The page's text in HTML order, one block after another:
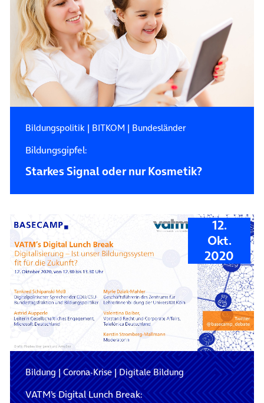
Bildungspolitik| BITKOM | Bundesländer
Bildungsgipfel:
Starkes Signal oder nur Kosmetik?
12.
Okt.
2020
Bildung|Corona-Krise|Digitale Bildung
VATM’s Digital Lunch Break: